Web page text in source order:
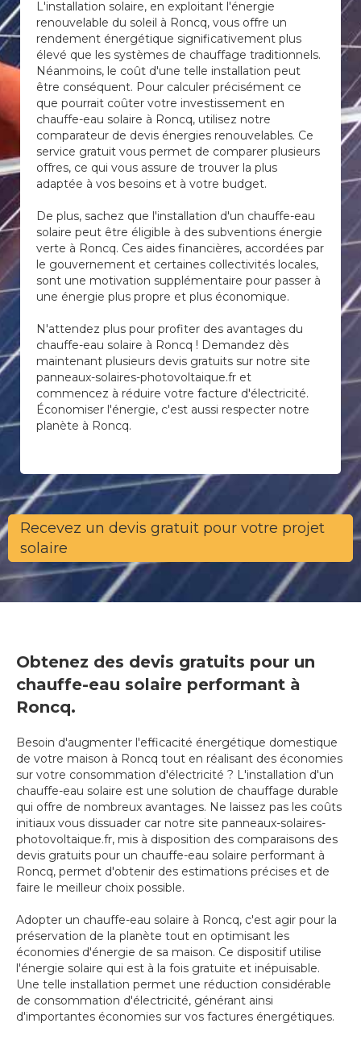
L'installation solaire, en exploitant l'énergie
renouvelable du soleil à Roncq, vous offre un
rendement énergétique significativement plus
élevé que les systèmes de chauffage traditionnels.
Néanmoins, le coût d'une telle installation peut
être conséquent. Pour calculer précisément ce
que pourrait coûter votre investissement en
chauffe-eau solaire à Roncq, utilisez notre
comparateur de devis énergies renouvelables. Ce
service gratuit vous permet de comparer plusieurs
offres, ce qui vous assure de trouver la plus
adaptée à vos besoins et à votre budget.
De plus, sachez que l'installation d'un chauffe-eau
solaire peut être éligible à des subventions énergie
verte à Roncq. Ces aides financières, accordées par
le gouvernement et certaines collectivités locales,
sont une motivation supplémentaire pour passer à
une énergie plus propre et plus économique.
N'attendez plus pour profiter des avantages du
chauffe-eau solaire à Roncq ! Demandez dès
maintenant plusieurs devis gratuits sur notre site
panneaux-solaires-photovoltaique.fr et
commencez à réduire votre facture d'électricité.
Économiser l'énergie, c'est aussi respecter notre
planète à Roncq.
Recevez un devis gratuit pour votre projet
solaire
Obtenez des devis gratuits pour un
chauffe-eau solaire performant à
Roncq.
Besoin d'augmenter l'efficacité énergétique domestique
de votre maison à Roncq tout en réalisant des économies
sur votre consommation d'électricité ? L'installation d'un
chauffe-eau solaire est une solution de chauffage durable
qui offre de nombreux avantages. Ne laissez pas les coûts
initiaux vous dissuader car notre site panneaux-solaires-
photovoltaique.fr, mis à disposition des comparaisons des
devis gratuits pour un chauffe-eau solaire performant à
Roncq, permet d'obtenir des estimations précises et de
faire le meilleur choix possible.
Adopter un chauffe-eau solaire à Roncq, c'est agir pour la
préservation de la planète tout en optimisant les
économies d'énergie de sa maison. Ce dispositif utilise
l'énergie solaire qui est à la fois gratuite et inépuisable.
Une telle installation permet une réduction considérable
de consommation d'électricité, générant ainsi
d'importantes économies sur vos factures énergétiques.